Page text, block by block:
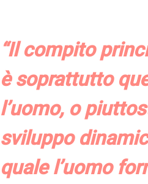
“Il compito
è soprattutto
l’uomo, o
sviluppo
quale l’uomo